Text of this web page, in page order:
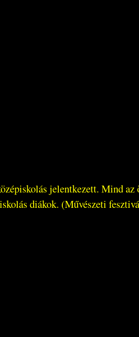
jelentkezett. Mind
diákok. (Művészeti